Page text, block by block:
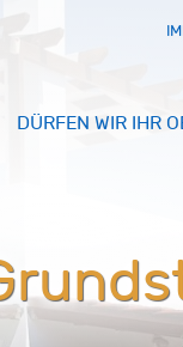
DÜRFEN WIR IHR